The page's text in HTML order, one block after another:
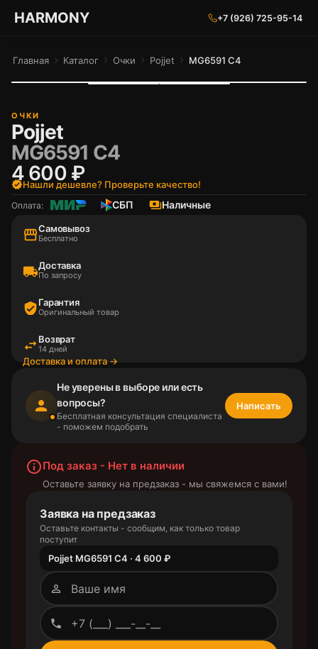
ГАРМОНИЯ ГЛАЗ
HARMONY +7 (926) 725-95-14
Главная chevron_right Каталог chevron_right Очки chevron_right Pojjet chevron_right MG6591 C4
ОЧКИ
Pojjet
MG6591 C4
4 600 ₽
verifiedНашли дешевле? Проверьте качество!
Оплата: СБП paymentsНаличные
storefrontСамовывоз
Бесплатно
local_shippingДоставка
По запросу
verified_userГарантия
Оригинальный товар
swap_horiz Возврат
14 дней
Доставка и оплата →
person
Не уверены в выборе или есть
вопросы?
Бесплатная консультация специалиста
- поможем подобрать
Написать
info_outlineПод заказ - Нет в наличии
Оставьте заявку на предзаказ - мы свяжемся с вами!
Заявка на предзаказ
Оставьте контакты - сообщим, как только товар
поступит
Pojjet MG6591 C4 · 4 600 ₽
person_outline
phone_outlined